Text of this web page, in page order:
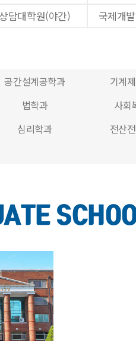
상담대학원(야간)
국제개
공간설계공학과
기계
법학과
사회
심리학과
전산